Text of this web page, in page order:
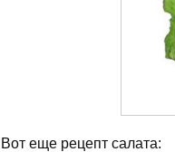
Вот еще рецепт салата: